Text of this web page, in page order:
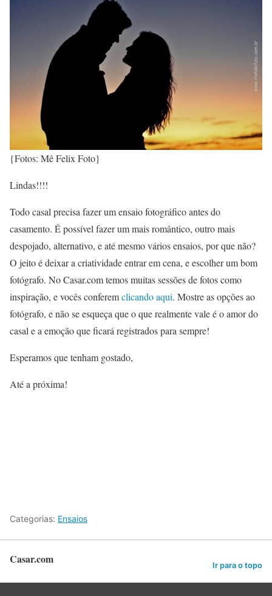
{Fotos: Mê Felix Foto}
Lindas!!!!
Todo casal precisa fazer um ensaio fotográfico antes do
casamento. É possível fazer um mais romântico, outro mais
despojado, alternativo, e até mesmo vários ensaios, por que não?
O jeito é deixar a criatividade entrar em cena, e escolher um bom
fotógrafo. No Casar.com temos muitas sessões de fotos como
inspiração, e vocês conferemclicando aqui. Mostre as opções ao
fotógrafo, e não se esqueça que o que realmente vale é o amor do
casal e a emoção que ficará registrados para sempre!
Esperamos que tenham gostado,
Até a próxima!
Categorias: Ensaios
Casar.com Ir para o topo